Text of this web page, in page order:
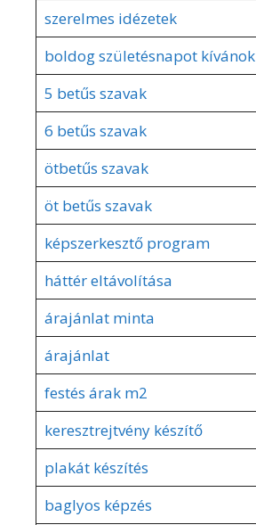
szerelmes idézetek
boldog születésnapot kívánok
5 betűs szavak
6 betűs szavak
ötbetűs szavak
öt betűs szavak
képszerkesztő program
háttér eltávolítása
árajánlat minta
árajánlat
festés árak m2
keresztrejtvény készítő
plakát készítés
baglyos képzés